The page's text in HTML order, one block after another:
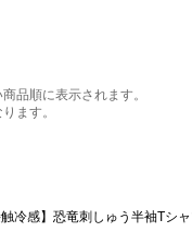
品順に表示されます。
ます。
触冷感】恐竜刺しゅう半袖Tシ